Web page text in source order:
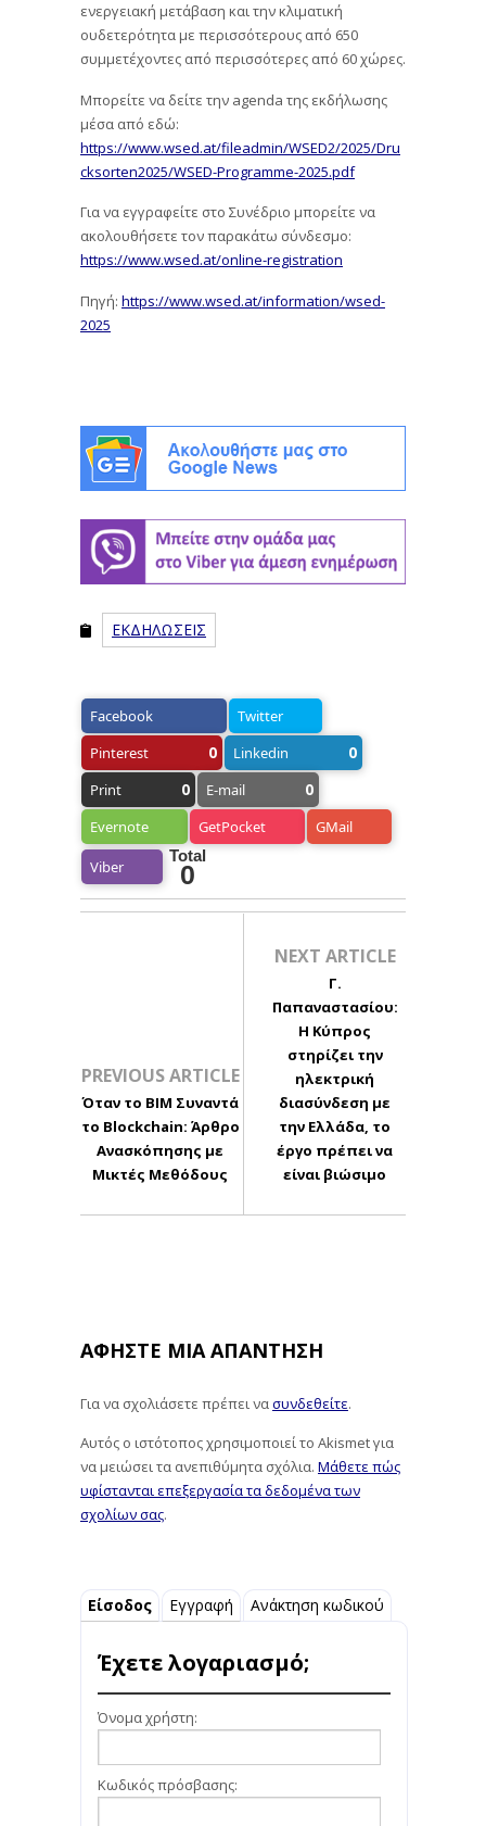
ενεργειακή μετάβαση και την κλιματική
ουδετερότητα με περισσότερους από 650
συμμετέχοντες από περισσότερες από 60 χώρες.
Μπορείτε να δείτε την agenda της εκδήλωσης
μέσα από εδώ:
https://www.wsed.at/fileadmin/WSED2/2025/Dru
cksorten2025/WSED-Programme-2025.pdf
Για να εγγραφείτε στο Συνέδριο μπορείτε να
ακολουθήσετε τον παρακάτω σύνδεσμο:
https://www.wsed.at/online-registration
Πηγή: https://www.wsed.at/information/wsed-
2025
ΕΚΔΗΛΩΣΕΙΣ
Facebook
Twitter
Pinterest
0 Linkedin 0
Print 0 E-mail 0
Evernote GetPocket GMail
Viber
Total
0
PREVIOUS ARTICLE
Όταν το BIM Συναντά
το Blockchain: Άρθρο
Ανασκόπησης με
Μικτές Μεθόδους
NEXT ARTICLE
Γ.
Παπαναστασίου:
Η Κύπρος
στηρίζει την
ηλεκτρική
διασύνδεση με
την Ελλάδα, το
έργο πρέπει να
είναι βιώσιμο
ΑΦΉΣΤΕ ΜΙΑ ΑΠΆΝΤΗΣΗ
Για να σχολιάσετε πρέπει νασυνδεθείτε.
Αυτός ο ιστότοπος χρησιμοποιεί το Akismet για
να μειώσει τα ανεπιθύμητα σχόλια. Μάθετε πώς
υφίστανται επεξεργασία τα δεδομένα των
σχολίων σας.
Είσοδος Εγγραφή Ανάκτηση κωδικού
Έχετε λογαριασμό;
Όνομα χρήστη:
Κωδικός πρόσβασης: